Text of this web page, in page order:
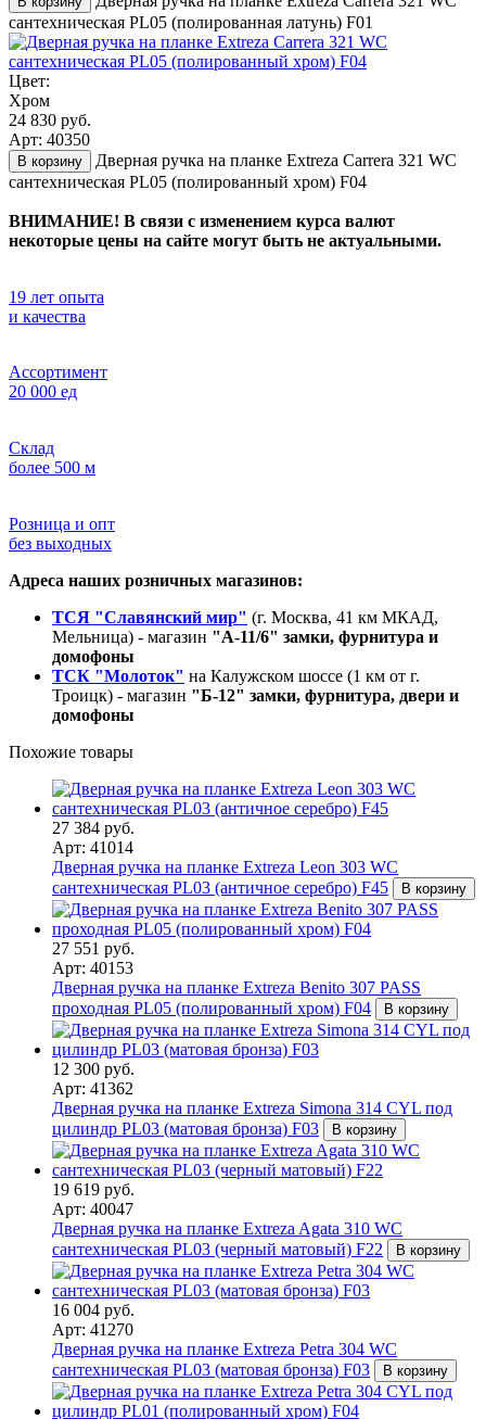
сантехническая PL05 (полированная латунь) F01
Цвет:
Хром
24 830 руб.
Арт: 40350
В корзину
Дверная ручка на планке Extreza Carrera 321 WC
сантехническая PL05 (полированный хром) F04
ВНИМАНИЕ! В связи с изменением курса валют
некоторые цены на сайте могут быть не актуальными.
19 лет опыта
и качества
Ассортимент
20 000 ед
Склад
более 500 м
Розница и опт
без выходных
Адреса наших розничных магазинов:
ТСЯ "Славянский мир" (г. Москва, 41 км МКАД,
Мельница) - магазин "А-11/6" замки, фурнитура и
домофоны
ТСК "Молоток" на Калужском шоссе (1 км от г.
Троицк) - магазин "Б-12" замки, фурнитура, двери и
домофоны
Похожие товары
27 384 руб.
Арт: 41014
Дверная ручка на планке Extreza Leon 303 WC
сантехническая PL03 (античное серебро) F45
В корзину
27 551 руб.
Арт: 40153
Дверная ручка на планке Extreza Benito 307 PASS
проходная PL05 (полированный хром) F04
В корзину
12 300 руб.
Арт: 41362
Дверная ручка на планке Extreza Simona 314 CYL под
цилиндр PL03 (матовая бронза) F03
В корзину
19 619 руб.
Арт: 40047
Дверная ручка на планке Extreza Agata 310 WC
сантехническая PL03 (черный матовый) F22
В корзину
16 004 руб.
Арт: 41270
Дверная ручка на планке Extreza Petra 304 WC
сантехническая PL03 (матовая бронза) F03
В корзину